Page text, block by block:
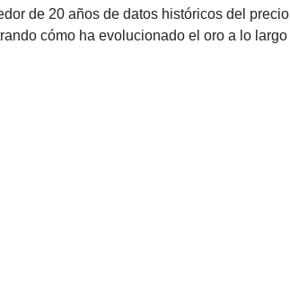
de 20 años de datos históricos del
cómo ha evolucionado el oro a lo